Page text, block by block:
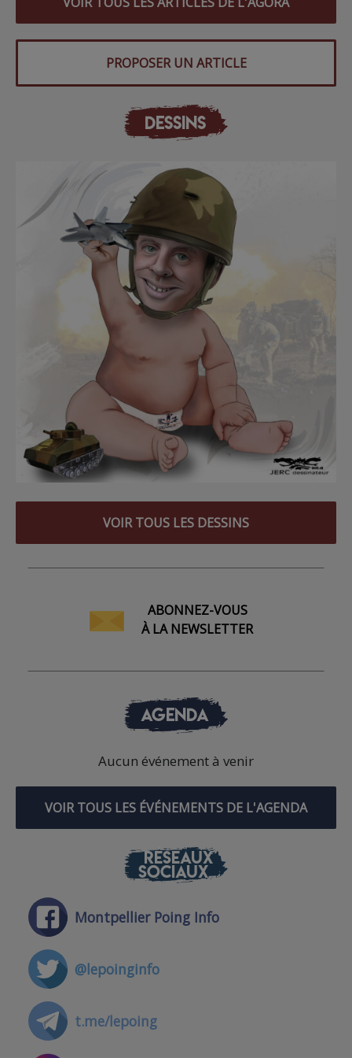
PROPOSER UN ARTICLE
DESSINS
VOIR TOUS LES DESSINS
ABONNEZ-VOUS
À LA NEWSLETTER
AGENDA
Aucun événement à venir
VOIR TOUS LES ÉVÉNEMENTS DE L'AGENDA
RÉSEAUX
SOCIAUX
Montpellier Poing Info
@lepoinginfo
t.me/lepoing